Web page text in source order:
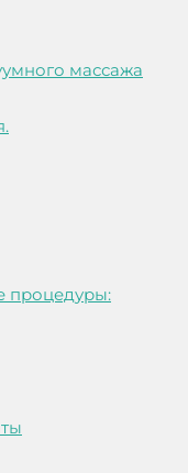
массажа
процедуры: